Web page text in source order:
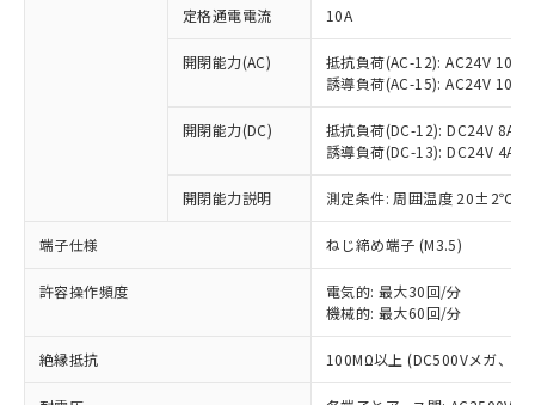
定格通電電流 10A
開閉能力(AC)
抵抗負荷(AC-12): AC24V 10A/
誘導負荷(AC-15): AC24V
開閉能力(DC)
抵抗負荷(DC-12): DC24V 8A/
誘導負荷(DC-13): DC24V 4A/
開閉能力説明 測定条件: 周囲温度 20±2℃、
端子仕様 ねじ締め端子 (M3.5)
許容操作頻度
電気的: 最大30回/分
機械的: 最大60回/分
絶縁抵抗 100MΩ以上 (DC500Vメガ、点
ご利用条件
以下の条件をお読みいただき、同意のうえ
ご利用ください。
本サービスは、当社制御機器事業取扱
商品の当社在庫状況および標準価格
(税抜)を提供させていただくもので
当社制御機器事業取扱商品の中には、
本サービスの対象外となる商品もある
対応済み：EU RoHS指令（10物質）の
非含有に対応した製品が提供可能な商品で
対応予定：EU RoHS指令（10物質）の非含
有に対応した製品に切り替える予定のある
対応予定なし：EU RoHS指令（10物質）の
非含有に非対応の商品で、対応品を出す予
調査・確認中：EU RoHS指令（10物質）の
非含有の対応状況を調査中または確認中の
商品です。
非該当品：ライセンス料など無形物で、有
害物質有無と関係のない商品です。
仕入先様の事情により、非含有部品として
いたものが、含有品と判明した場合などや
「○」：最大均質材料含有率が中国RoHSの
基準値以下であることを示します。
「×」：最大均質材料含有率が中国RoHSの
基準値を超えていることを示します。
当社は、これら貴社製品のうち、外国